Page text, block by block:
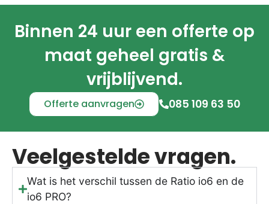
Binnen 24 uur een offerte op
maat geheel gratis &
vrijblijvend.
Offerte aanvragen 085 109 63 50
Veelgestelde vragen.
Wat is het verschil tussen de Ratio io6 en de
io6 PRO?